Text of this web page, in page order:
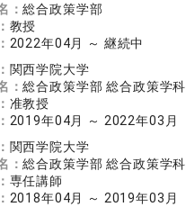
：総合政策学部
教授
2022年04月 ～ 継続中
関西学院大学
：総合政策学部 総合政策学科
准教授
2019年04月 ～ 2022年03月
関西学院大学
：総合政策学部 総合政策学科
専任講師
2018年04月 ～ 2019年03月